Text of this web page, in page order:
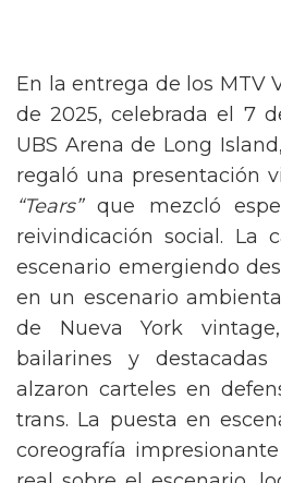
En la entrega de los MTV
de 2025, celebrada el 7
UBS Arena de Long
regaló una presentación
“Tears”que mezcló
reivindicación social. La
escenario emergiendo
en un escenario
de Nueva York
bailarines y
alzaron carteles en
trans. La puesta en
coreografía